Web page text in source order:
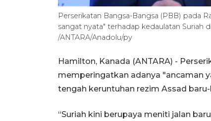
Perserikatan Bangsa-Bangsa (PBB) pada
sangat nyata" terhadap kedaulatan Suriah
/ANTARA/Anadolu/py
Hamilton, Kanada (ANTARA) -
memperingatkan adanya "ancaman
tengah keruntuhan rezim Assad baru-
“Suriah kini berupaya meniti jalan